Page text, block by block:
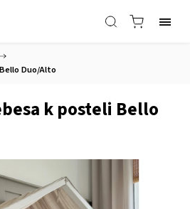
Duo/Alto
k posteli Bello